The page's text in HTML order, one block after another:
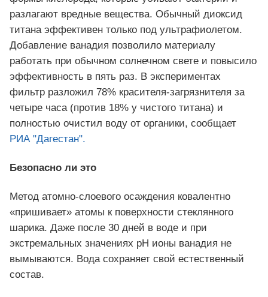
разлагают вредные вещества. Обычный диоксид
титана эффективен только под ультрафиолетом.
Добавление ванадия позволило материалу
работать при обычном солнечном свете и повысило
эффективность в пять раз. В экспериментах
фильтр разложил 78% красителя-загрязнителя за
четыре часа (против 18% у чистого титана) и
полностью очистил воду от органики, сообщает
РИА "Дагестан".
Безопасно ли это
Метод атомно-слоевого осаждения ковалентно
«пришивает» атомы к поверхности стеклянного
шарика. Даже после 30 дней в воде и при
экстремальных значениях pH ионы ванадия не
вымываются. Вода сохраняет свой естественный
состав.